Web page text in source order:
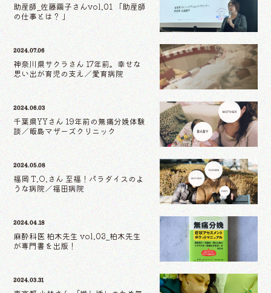
助産師_佐藤繭子さんvol.01 「助産師
の仕事とは？ 」
2024.07.06
神奈川県サクラさん 17年前。幸せな
思い出が育児の支え／愛育病院
2024.06.03
千葉県YYさん 19年前の無痛分娩体験
談／飯島マザーズクリニック
2024.05.08
福岡 T.O.さん 至福！パラダイスのよ
うな病院／福田病院
2024.04.18
麻酔科医 柏木先生 vol.03_柏木先生
が専門書を出版！
2024.03.31